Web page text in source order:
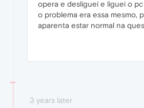
opera e desliguei e liguei o
o problema era essa mesmo,
aparenta estar normal na
3 years later